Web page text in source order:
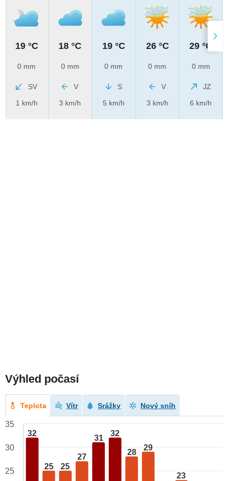
19 °C
0 mm
SV
1 km/h
18 °C
0 mm
V
3 km/h
19 °C
0 mm
S
5 km/h
26 °C
0 mm
V
3 km/h
29 °C
0 mm
JZ
6 km/h
Výhled počasí
Teplota Vítr Srážky Nový sníh
32
25 25
27
31
32
28
29
23
35
30
25